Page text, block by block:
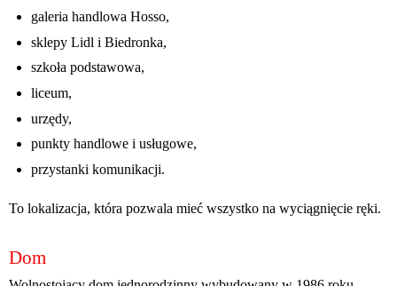
galeria handlowa Hosso,
sklepy Lidl i Biedronka,
szkoła podstawowa,
liceum,
urzędy,
punkty handlowe i usługowe,
przystanki komunikacji.
To lokalizacja, która pozwala mieć wszystko na wyciągnięcie ręki.
Dom